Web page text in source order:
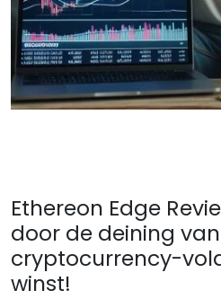
Ethereon Edge
door de deining van
cryptocurrency-
winst!